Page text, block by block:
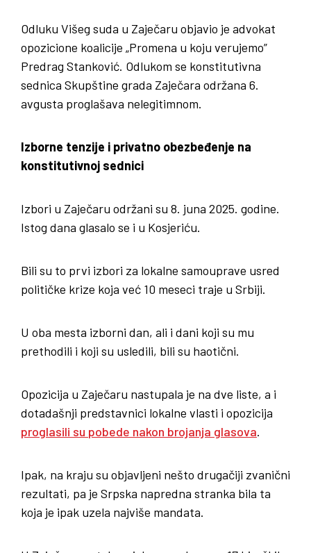
Odluku Višeg suda u Zaječaru objavio je advokat
opozicione koalicije „Promena u koju verujemo”
Predrag Stanković. Odlukom se konstitutivna
sednica Skupštine grada Zaječara održana 6.
avgusta proglašava nelegitimnom.
Izborne tenzije i privatno obezbeđenje na
konstitutivnoj sednici
Izbori u Zaječaru održani su 8. juna 2025. godine.
Istog dana glasalo se i u Kosjeriću.
Bili su to prvi izbori za lokalne samouprave usred
političke krize koja već 10 meseci traje u Srbiji.
U oba mesta izborni dan, ali i dani koji su mu
prethodili i koji su usledili, bili su haotični.
Opozicija u Zaječaru nastupala je na dve liste, a i
dotadašnji predstavnici lokalne vlasti i opozicija
proglasili su pobede nakon brojanja glasova.
Ipak, na kraju su objavljeni nešto drugačiji zvanični
rezultati, pa je Srpska napredna stranka bila ta
koja je ipak uzela najviše mandata.